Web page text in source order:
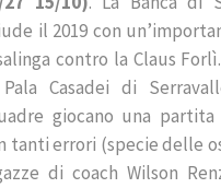
il 2019 con
contro la Claus
Casadei di
giocano una
tanti errori (specie delle
di coach Wilson